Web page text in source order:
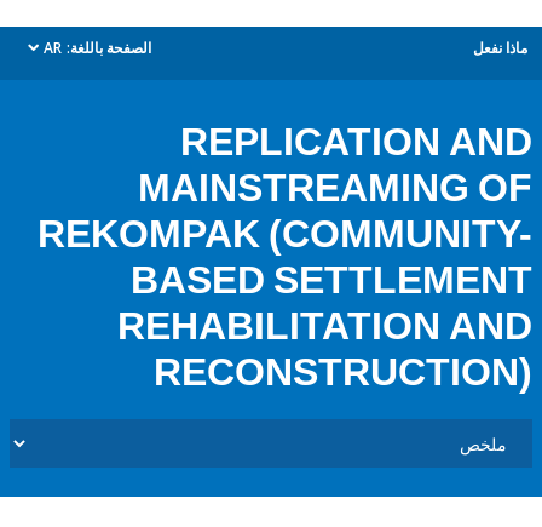
الصفحة باللغة: AR
dropdown
REPLICATION
MAINSTREAMING
REKOMPAK
BASED
REHABILITATION